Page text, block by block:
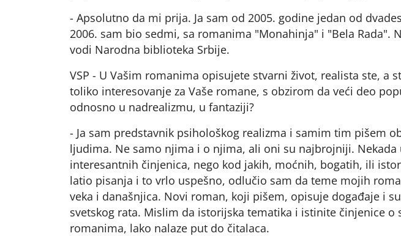
- Apsolutno da mi prija. Ja sam od 2005. godine jedan od
2006. sam bio sedmi, sa romanima "Monahinja" i "Bela Rada".
vodi Narodna biblioteka Srbije.
VSP - U Vašim romanima opisujete stvarni život, realista ste, a
toliko interesovanje za Vaše romane, s obzirom da veći deo
odnosno u nadrealizmu, u fantaziji?
- Ja sam predstavnik psihološkog realizma i samim tim pišem
ljudima. Ne samo njima i o njima, ali oni su najbrojniji.
interesantnih činjenica, nego kod jakih, moćnih, bogatih, ili
latio pisanja i to vrlo uspešno, odlučio sam da teme mojih
veka i današnjica. Novi roman, koji pišem, opisuje događaje i
svetskog rata. Mislim da istorijska tematika i istinite činjenice
romanima, lako nalaze put do čitalaca.